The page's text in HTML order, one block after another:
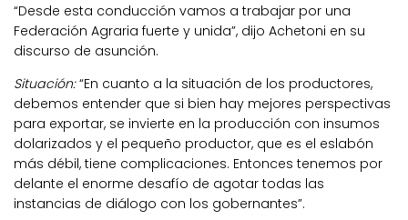
“Desde esta conducción vamos a trabajar por una
Federación Agraria fuerte y unida”, dijo Achetoni en su
discurso de asunción.
Situación:“En cuanto a la situación de los productores,
debemos entender que si bien hay mejores perspectivas
para exportar, se invierte en la producción con insumos
dolarizados y el pequeño productor, que es el eslabón
más débil, tiene complicaciones. Entonces tenemos por
delante el enorme desafío de agotar todas las
instancias de diálogo con los gobernantes”.